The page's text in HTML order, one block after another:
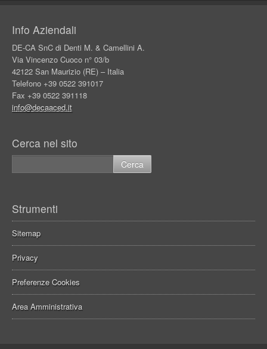
Info Aziendali
DE-CA SnC di Denti M. & Camellini A.
Via Vincenzo Cuoco n° 03/b
42122 San Maurizio (RE) – Italia
Telefono +39 0522 391017
Fax +39 0522 391118
info@decaaced.it
Cerca nel sito
Strumenti
Sitemap
Privacy
Preferenze Cookies
Area Amministrativa